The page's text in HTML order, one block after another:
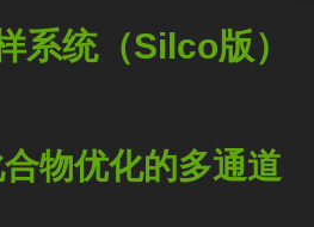
系统（Silco版）
物优化的多通道